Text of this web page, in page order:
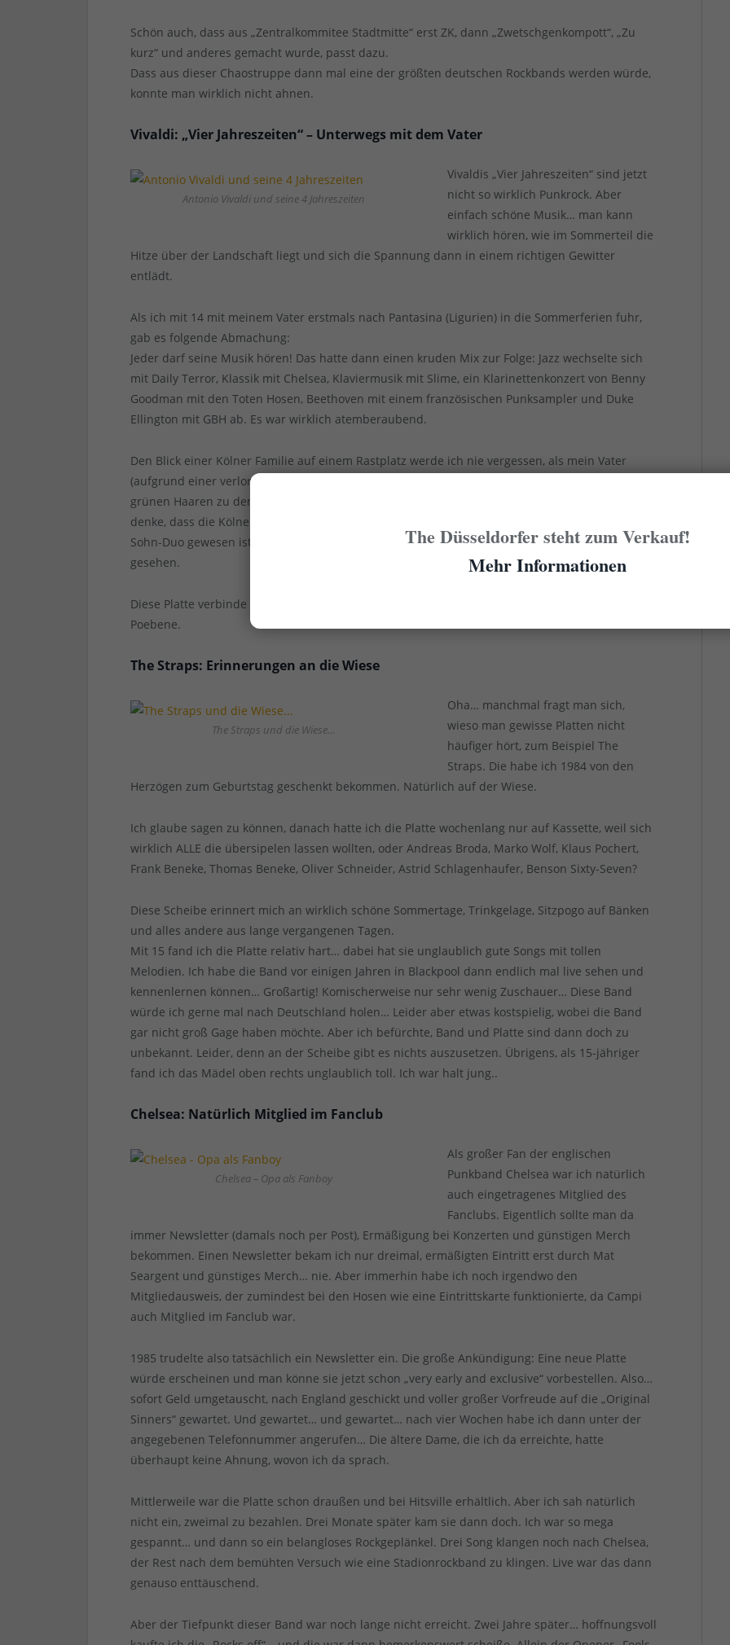
Schön auch, dass aus „Zentralkommitee Stadtmitte“ erst ZK, dann „Zwetschgenkompott“, „Zu
kurz“ und anderes gemacht wurde, passt dazu.
Dass aus dieser Chaostruppe dann mal eine der größten deutschen Rockbands werden würde,
konnte man wirklich nicht ahnen.
Vivaldi: „Vier Jahreszeiten“ – Unterwegs mit dem Vater
Antonio Vivaldi und seine 4 Jahreszeiten
Vivaldis „Vier Jahreszeiten“ sind jetzt
nicht so wirklich Punkrock. Aber
einfach schöne Musik… man kann
wirklich hören, wie im Sommerteil die
Hitze über der Landschaft liegt und sich die Spannung dann in einem richtigen Gewitter
entlädt.
Als ich mit 14 mit meinem Vater erstmals nach Pantasina (Ligurien) in die Sommerferien fuhr,
gab es folgende Abmachung:
Jeder darf seine Musik hören! Das hatte dann einen kruden Mix zur Folge: Jazz wechselte sich
mit Daily Terror, Klassik mit Chelsea, Klaviermusik mit Slime, ein Klarinettenkonzert von Benny
Goodman mit den Toten Hosen, Beethoven mit einem französischen Punksampler und Duke
Ellington mit GBH ab. Es war wirklich atemberaubend.
Den Blick einer Kölner Familie auf einem Rastplatz werde ich nie vergessen, als mein Vater
(aufgrund einer verlorenen Wette) mit dem „Ficken Bumsen Blasen“-Shirt und ich mit gelb-
grünen Haaren zu den Klängen von Louis Satchmo Armstrong aus dem Passat stiegen. Ich
denke, dass die Kölner sich heute noch fragen, was das für ein schräges Düsseldorfer Vater-
Sohn-Duo gewesen ist. Die Schüler meines Vaters hätten diese Szenerie bestimmt auch gerne
gesehen.
Diese Platte verbinde ich imme noch mit den sommerlichen Fahrten durch die gleißende
Poebene.
The Straps: Erinnerungen an die Wiese
The Straps und die Wiese…
Oha… manchmal fragt man sich,
wieso man gewisse Platten nicht
häufiger hört, zum Beispiel The
Straps. Die habe ich 1984 von den
Herzögen zum Geburtstag geschenkt bekommen. Natürlich auf der Wiese.
Ich glaube sagen zu können, danach hatte ich die Platte wochenlang nur auf Kassette, weil sich
wirklich ALLE die übersipelen lassen wollten, oder Andreas Broda, Marko Wolf, Klaus Pochert,
Frank Beneke, Thomas Beneke, Oliver Schneider, Astrid Schlagenhaufer, Benson Sixty-Seven?
Diese Scheibe erinnert mich an wirklich schöne Sommertage, Trinkgelage, Sitzpogo auf Bänken
und alles andere aus lange vergangenen Tagen.
Mit 15 fand ich die Platte relativ hart… dabei hat sie unglaublich gute Songs mit tollen
Melodien. Ich habe die Band vor einigen Jahren in Blackpool dann endlich mal live sehen und
kennenlernen können… Großartig! Komischerweise nur sehr wenig Zuschauer… Diese Band
würde ich gerne mal nach Deutschland holen… Leider aber etwas kostspielig, wobei die Band
gar nicht groß Gage haben möchte. Aber ich befürchte, Band und Platte sind dann doch zu
unbekannt. Leider, denn an der Scheibe gibt es nichts auszusetzen. Übrigens, als 15-jähriger
fand ich das Mädel oben rechts unglaublich toll. Ich war halt jung..
Chelsea: Natürlich Mitglied im Fanclub
Chelsea – Opa als Fanboy
Als großer Fan der englischen
Punkband Chelsea war ich natürlich
auch eingetragenes Mitglied des
Fanclubs. Eigentlich sollte man da
immer Newsletter (damals noch per Post), Ermäßigung bei Konzerten und günstigen Merch
bekommen. Einen Newsletter bekam ich nur dreimal, ermäßigten Eintritt erst durch Mat
Seargent und günstiges Merch… nie. Aber immerhin habe ich noch irgendwo den
Mitgliedausweis, der zumindest bei den Hosen wie eine Eintrittskarte funktionierte, da Campi
auch Mitglied im Fanclub war.
1985 trudelte also tatsächlich ein Newsletter ein. Die große Ankündigung: Eine neue Platte
würde erscheinen und man könne sie jetzt schon „very early and exclusive“ vorbestellen. Also…
sofort Geld umgetauscht, nach England geschickt und voller großer Vorfreude auf die „Original
Sinners“ gewartet. Und gewartet… und gewartet… nach vier Wochen habe ich dann unter der
angegebenen Telefonnummer angerufen… Die ältere Dame, die ich da erreichte, hatte
überhaupt keine Ahnung, wovon ich da sprach.
Mittlerweile war die Platte schon draußen und bei Hitsville erhältlich. Aber ich sah natürlich
nicht ein, zweimal zu bezahlen. Drei Monate später kam sie dann doch. Ich war so mega
gespannt… und dann so ein belangloses Rockgeplänkel. Drei Song klangen noch nach Chelsea,
der Rest nach dem bemühten Versuch wie eine Stadionrockband zu klingen. Live war das dann
genauso enttäuschend.
Aber der Tiefpunkt dieser Band war noch lange nicht erreicht. Zwei Jahre später… hoffnungsvoll
The Düsseldorfer steht zum Verkauf!
Mehr Informationen